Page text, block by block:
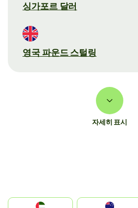
싱가포르 달러
영국 파운드 스털링
자세히 표시